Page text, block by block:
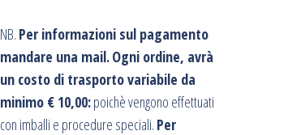
NB. Per informazioni sul pagamento
mandare una mail.Ogni ordine, avrà
un costo di trasporto variabile da
minimo € 10,00:poichè vengono effettuati
con imballi e procedure speciali. Per